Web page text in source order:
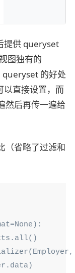
提供 queryset
图独有的
的好处
以直接设置，而
然后再传一遍给
（省略了过滤和